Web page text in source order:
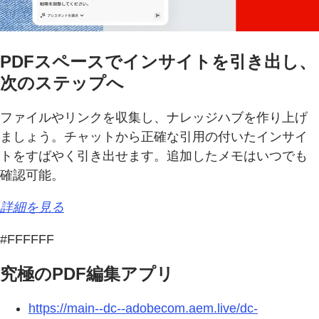
PDFスペースでインサイトを引き出し、
次のステップへ
ファイルやリンクを収集し、ナレッジハブを作り上げ
ましょう。チャットから正確な引用の付いたインサイ
トをすばやく引き出せます。追加したメモはいつでも
確認可能。
詳細を見る
#FFFFFF
究極のPDF編集アプリ
https://main--dc--adobecom.aem.live/dc-